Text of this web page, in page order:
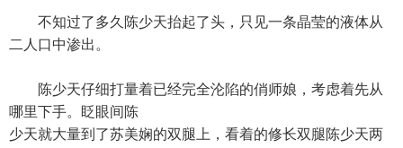
不知过了多久陈少天抬起了头，只见一条晶莹的液体从
二人口中渗出。
陈少天仔细打量着已经完全沦陷的俏师娘，考虑着先从
哪里下手。眨眼间陈
少天就大量到了苏美娴的双腿上，看着的修长双腿陈少天两